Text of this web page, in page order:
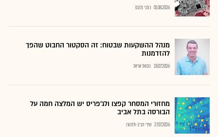
01.08.2026 כתבי גלובס
מנהל ההשקעות שבטוח: זה הסקטור החבוט שהפך
להזדמנות
28.07.2026 נתנאל אריאל
מחזורי המסחר קפצו ולג'פריס יש המלצה חמה על
הבורסה בתל אביב
27.07.2026 שירי חביב-ולדהורן